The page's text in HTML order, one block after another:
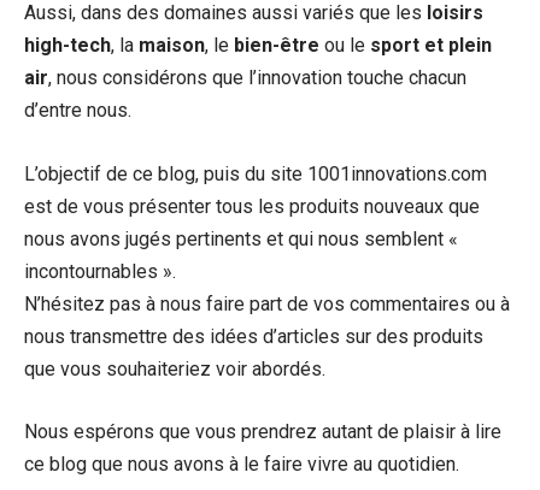
Aussi, dans des domaines aussi variés que les loisirs
high-tech, la maison, le bien-être ou le sport et plein
air, nous considérons que l’innovation touche chacun
d’entre nous.
L’objectif de ce blog, puis du site 1001innovations.com
est de vous présenter tous les produits nouveaux que
nous avons jugés pertinents et qui nous semblent «
incontournables ».
N’hésitez pas à nous faire part de vos commentaires ou à
nous transmettre des idées d’articles sur des produits
que vous souhaiteriez voir abordés.
Nous espérons que vous prendrez autant de plaisir à lire
ce blog que nous avons à le faire vivre au quotidien.